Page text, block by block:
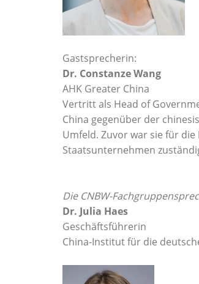
Gastsprecherin:
Dr. Constanze Wang
AHK Greater China
Vertritt als Head of
China gegenüber der
Umfeld. Zuvor war sie für
Staatsunternehmen
Die CNBW-
Dr. Julia Haes
Geschäftsführerin
China-Institut für die